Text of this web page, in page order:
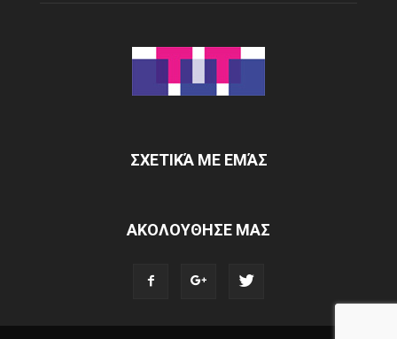
ΣΧΕΤΙΚΆ ΜΕ ΕΜΆΣ
ΑΚΟΛΟΥΘΗΣΕ ΜΑΣ